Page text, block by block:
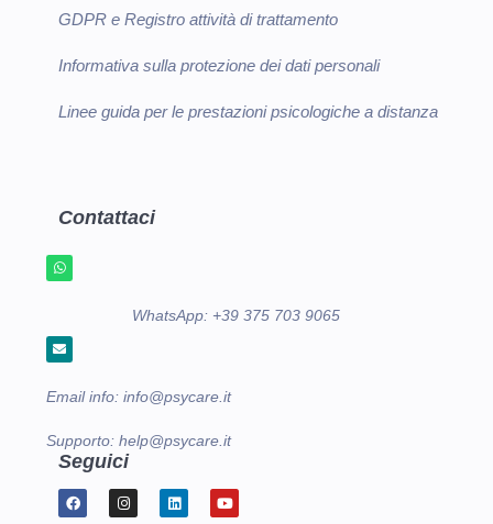
GDPR e Registro attività di trattamento
Informativa sulla protezione dei dati personali
Linee guida per le prestazioni psicologiche a distanza
Contattaci
WhatsApp: +39 375 703 9065
Email info: info@psycare.it
Supporto: help@psycare.it
Seguici